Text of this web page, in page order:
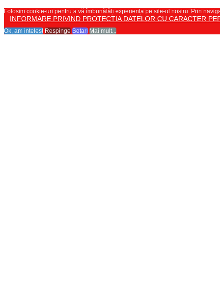
Folosim cookie-uri pentru a vă îmbunătăți experiența pe site-ul nostru. Prin
INFORMARE PRIVIND PROTECTIA DATELOR CU CARACTER
Ok, am inteles! Respinge Setari Mai mult...